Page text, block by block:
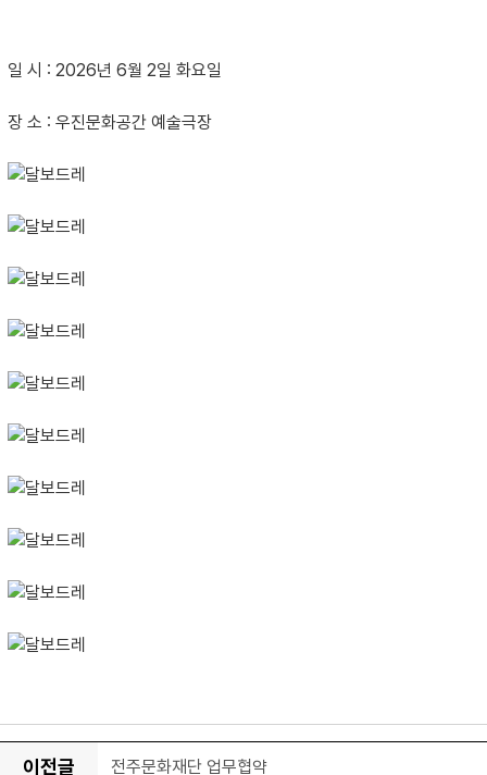
일 시 : 2026년 6월 2일 화요일
장 소 : 우진문화공간 예술극장
이전글 전주문화재단 업무협약